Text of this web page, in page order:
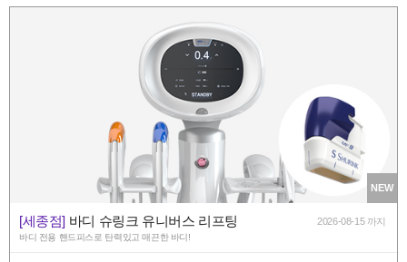
NEW
[세종점] 바디 슈링크 유니버스 리프팅 2026-08-15 까지
바디 전용 핸드피스로 탄력있고 매끈한 바디!